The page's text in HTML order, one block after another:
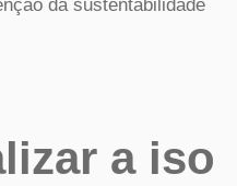
da sustentabilidade
a iso